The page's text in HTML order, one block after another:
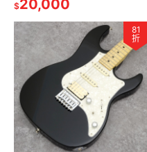
$20,000
81
折